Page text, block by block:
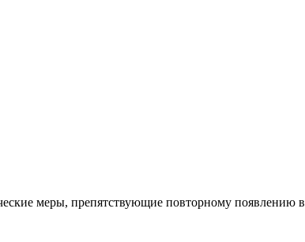
меры, препятствующие повторному появлению